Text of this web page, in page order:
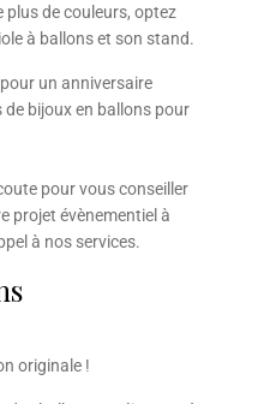
plus de couleurs, optez
à ballons et son stand.
un anniversaire
de bijoux en ballons pour
pour vous conseiller
projet évènementiel à
à nos services.
originale !